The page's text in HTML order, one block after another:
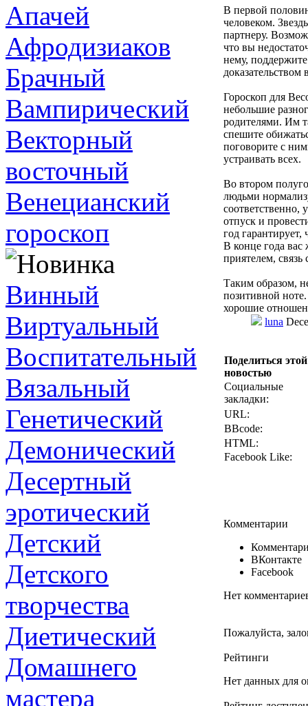
Апачей
Афродизиаков
Брачный
Вампирический
Векторный
восточный
Венецианский
гороскоп
Винный
Виртуальный
Воспитательный
Вязальный
Генетический
Демонический
Десертный
эротический
Детский
Детского
творчества
Диетический
Домашнего
мастера
В первой
человеком.
партнеру.
что вы
нему,
доказательством
Гороскоп для
небольшие
родителями. Им
спешите
поговорите с
устраивать всех.
Во втором
людьми
соответственно,
отпуск и
год
В конце года вас
приятелем,
Таким образом,
позитивной
хорошие
luna
Поделиться этой
новостью
Социальные
закладки:
URL:
BBcode:
HTML:
Facebook Like:
Комментарии
ВКонтакте
Facebook
Нет
Пожалуйста,
Рейтинги
Нет данных для